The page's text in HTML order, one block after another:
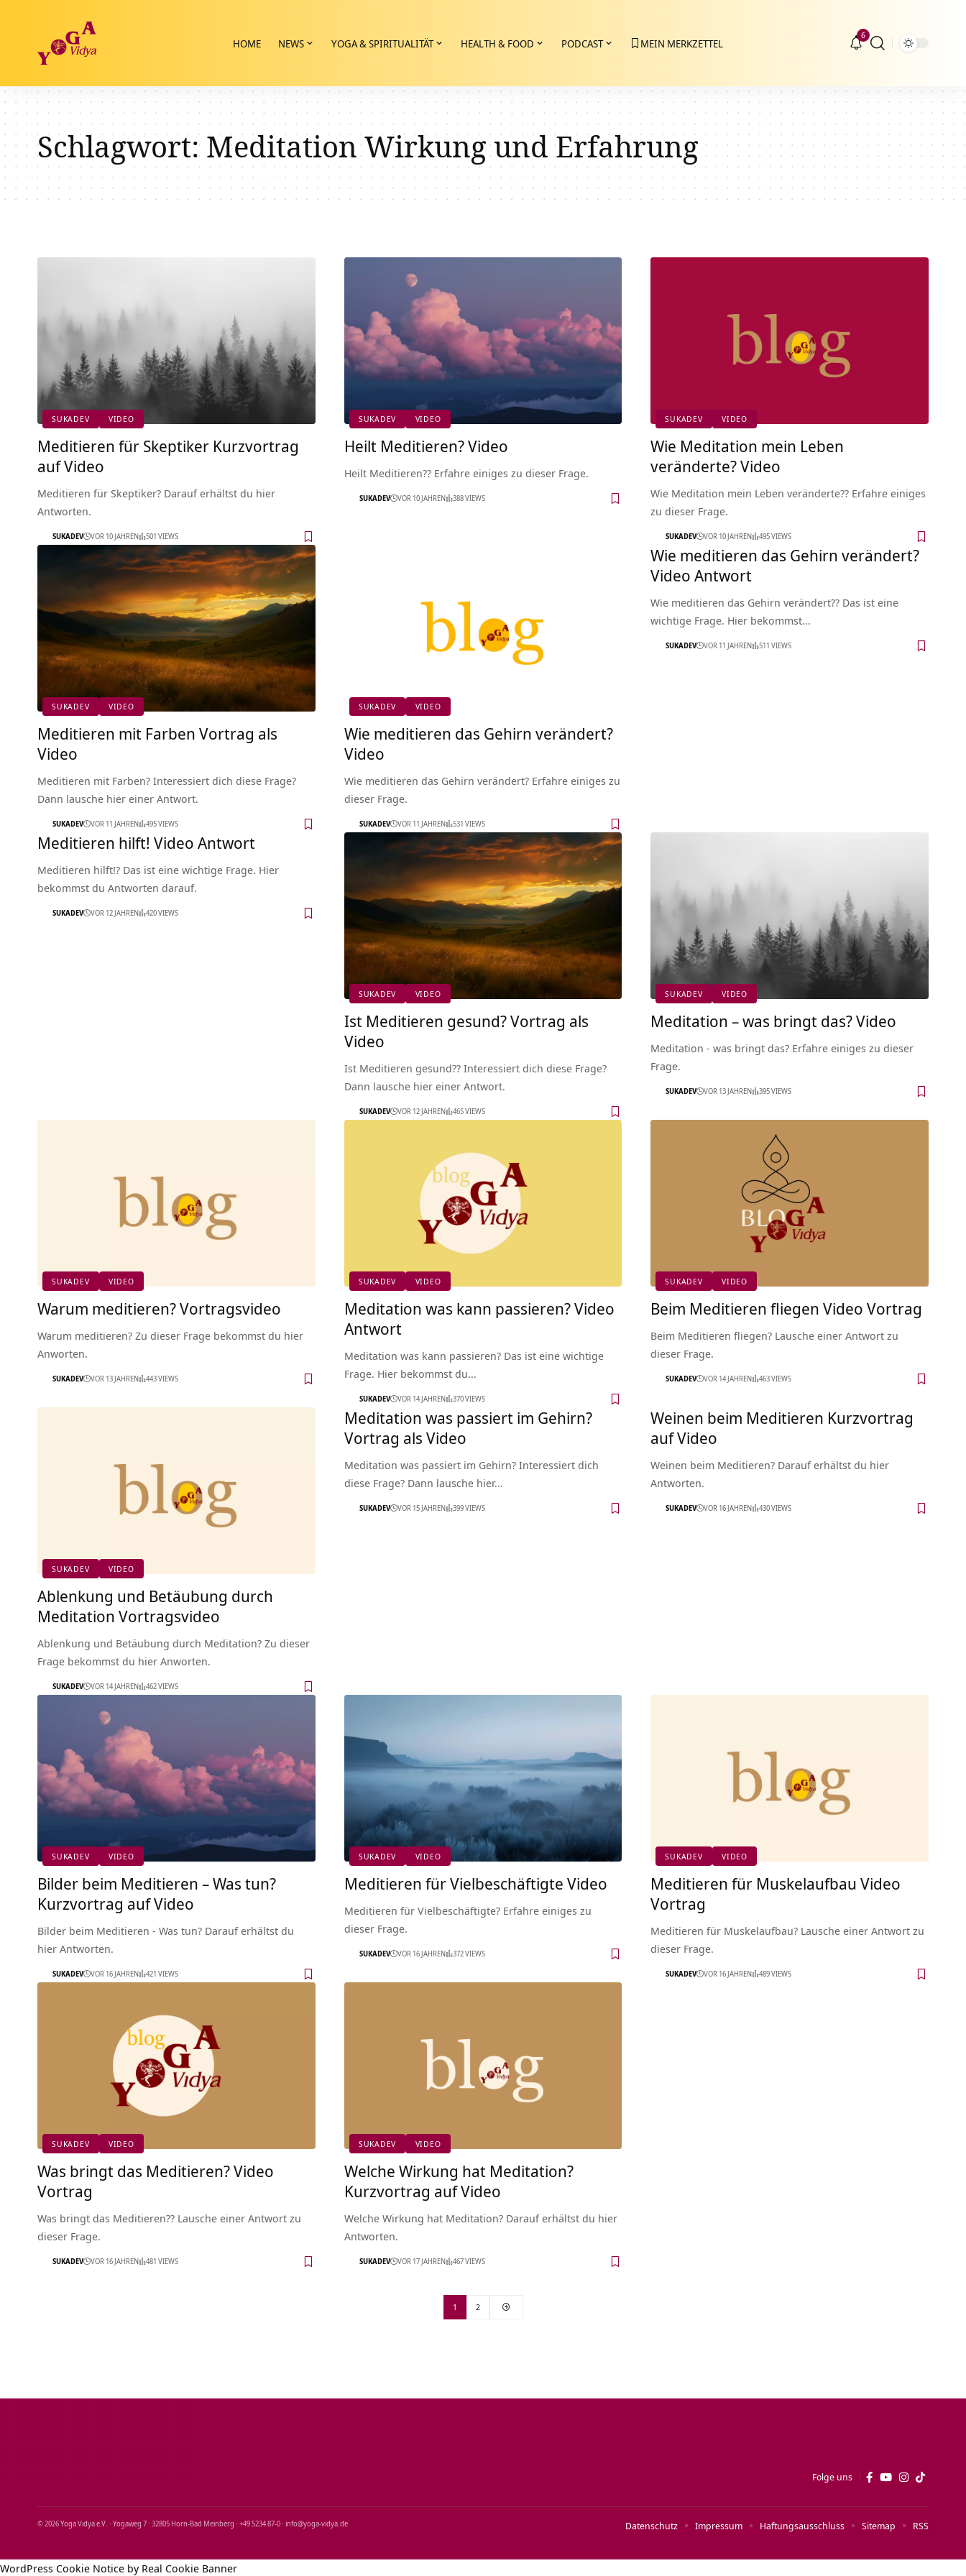
HOME NEWS YOGA & SPIRITUALITÄT HEALTH & FOOD PODCAST MEIN MERKZETTEL
6
Schlagwort:Meditation Wirkung und Erfahrung
SUKADEV VIDEO
Meditieren für Skeptiker Kurzvortrag
auf Video
Meditieren für Skeptiker? Darauf erhältst du hier
Antworten.
SUKADEV VOR 10 JAHREN 501 VIEWS
SUKADEV VIDEO
Heilt Meditieren? Video
Heilt Meditieren?? Erfahre einiges zu dieser Frage.
SUKADEV VOR 10 JAHREN 388 VIEWS
SUKADEV VIDEO
Wie Meditation mein Leben
veränderte? Video
Wie Meditation mein Leben veränderte?? Erfahre einiges
zu dieser Frage.
SUKADEV VOR 10 JAHREN 495 VIEWS
SUKADEV VIDEO
Meditieren mit Farben Vortrag als
Video
Meditieren mit Farben? Interessiert dich diese Frage?
Dann lausche hier einer Antwort.
SUKADEV VOR 11 JAHREN 495 VIEWS
SUKADEV VIDEO
Wie meditieren das Gehirn verändert?
Video
Wie meditieren das Gehirn verändert? Erfahre einiges zu
dieser Frage.
SUKADEV VOR 11 JAHREN 531 VIEWS
Wie meditieren das Gehirn verändert?
Video Antwort
Wie meditieren das Gehirn verändert?? Das ist eine
wichtige Frage. Hier bekommst…
SUKADEV VOR 11 JAHREN 511 VIEWS
Meditieren hilft! Video Antwort
Meditieren hilft!? Das ist eine wichtige Frage. Hier
bekommst du Antworten darauf.
SUKADEV VOR 12 JAHREN 420 VIEWS
SUKADEV VIDEO
Ist Meditieren gesund? Vortrag als
Video
Ist Meditieren gesund?? Interessiert dich diese Frage?
Dann lausche hier einer Antwort.
SUKADEV VOR 12 JAHREN 465 VIEWS
SUKADEV VIDEO
Meditation – was bringt das? Video
Meditation - was bringt das? Erfahre einiges zu dieser
Frage.
SUKADEV VOR 13 JAHREN 395 VIEWS
SUKADEV VIDEO
Warum meditieren? Vortragsvideo
Warum meditieren? Zu dieser Frage bekommst du hier
Anworten.
SUKADEV VOR 13 JAHREN 443 VIEWS
SUKADEV VIDEO
Meditation was kann passieren? Video
Antwort
Meditation was kann passieren? Das ist eine wichtige
Frage. Hier bekommst du…
SUKADEV VOR 14 JAHREN 370 VIEWS
SUKADEV VIDEO
Beim Meditieren fliegen Video Vortrag
Beim Meditieren fliegen? Lausche einer Antwort zu
dieser Frage.
SUKADEV VOR 14 JAHREN 463 VIEWS
SUKADEV VIDEO
Ablenkung und Betäubung durch
Meditation Vortragsvideo
Ablenkung und Betäubung durch Meditation? Zu dieser
Frage bekommst du hier Anworten.
SUKADEV VOR 14 JAHREN 462 VIEWS
Meditation was passiert im Gehirn?
Vortrag als Video
Meditation was passiert im Gehirn? Interessiert dich
diese Frage? Dann lausche hier…
SUKADEV VOR 15 JAHREN 399 VIEWS
Weinen beim Meditieren Kurzvortrag
auf Video
Weinen beim Meditieren? Darauf erhältst du hier
Antworten.
SUKADEV VOR 16 JAHREN 430 VIEWS
SUKADEV VIDEO
Bilder beim Meditieren – Was tun?
Kurzvortrag auf Video
Bilder beim Meditieren - Was tun? Darauf erhältst du
hier Antworten.
SUKADEV VOR 16 JAHREN 421 VIEWS
SUKADEV VIDEO
Meditieren für Vielbeschäftigte Video
Meditieren für Vielbeschäftigte? Erfahre einiges zu
dieser Frage.
SUKADEV VOR 16 JAHREN 372 VIEWS
SUKADEV VIDEO
Meditieren für Muskelaufbau Video
Vortrag
Meditieren für Muskelaufbau? Lausche einer Antwort zu
dieser Frage.
SUKADEV VOR 16 JAHREN 489 VIEWS
SUKADEV VIDEO
Was bringt das Meditieren? Video
Vortrag
Was bringt das Meditieren?? Lausche einer Antwort zu
dieser Frage.
SUKADEV VOR 16 JAHREN 481 VIEWS
SUKADEV VIDEO
Welche Wirkung hat Meditation?
Kurzvortrag auf Video
Welche Wirkung hat Meditation? Darauf erhältst du hier
Antworten.
SUKADEV VOR 17 JAHREN 467 VIEWS
1 2
Folge uns
© 2026 Yoga Vidya e.V. · Yogaweg 7 · 32805 Horn‑Bad Meinberg · +49 5234 87‑0 · info@yoga‑vidya.de Datenschutz Impressum Haftungsausschluss Sitemap RSS
WordPress Cookie Notice by Real Cookie Banner